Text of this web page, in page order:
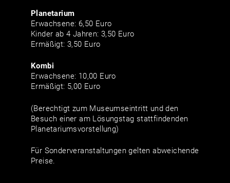
Planetarium
Erwachsene: 6,50 Euro
Kinder ab 4 Jahren: 3,50 Euro
Ermäßigt: 3,50 Euro
Kombi
Erwachsene: 10,00 Euro
Ermäßigt: 5,00 Euro
(Berechtigt zum Museumseintritt und den
Besuch einer am Lösungstag stattfindenden
Planetariumsvorstellung)
Für Sonderveranstaltungen gelten abweichende
Preise.